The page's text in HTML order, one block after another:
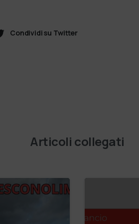
Condividi su Twitter
Articoli collegati